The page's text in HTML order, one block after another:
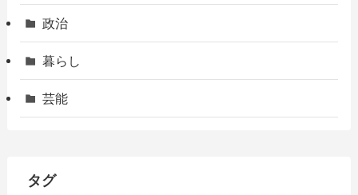
政治
暮らし
芸能
タグ